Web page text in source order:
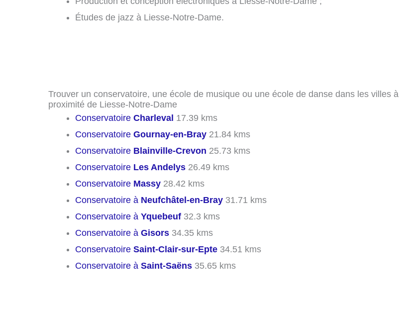
Études de jazz à Liesse-Notre-Dame.
Trouver un conservatoire, une école de musique ou une école de danse dans les villes à
proximité de Liesse-Notre-Dame
Conservatoire Charleval 17.39 kms
Conservatoire Gournay-en-Bray 21.84 kms
Conservatoire Blainville-Crevon 25.73 kms
Conservatoire Les Andelys 26.49 kms
Conservatoire Massy 28.42 kms
Conservatoire à Neufchâtel-en-Bray 31.71 kms
Conservatoire à Yquebeuf 32.3 kms
Conservatoire à Gisors 34.35 kms
Conservatoire Saint-Clair-sur-Epte 34.51 kms
Conservatoire à Saint-Saëns 35.65 kms